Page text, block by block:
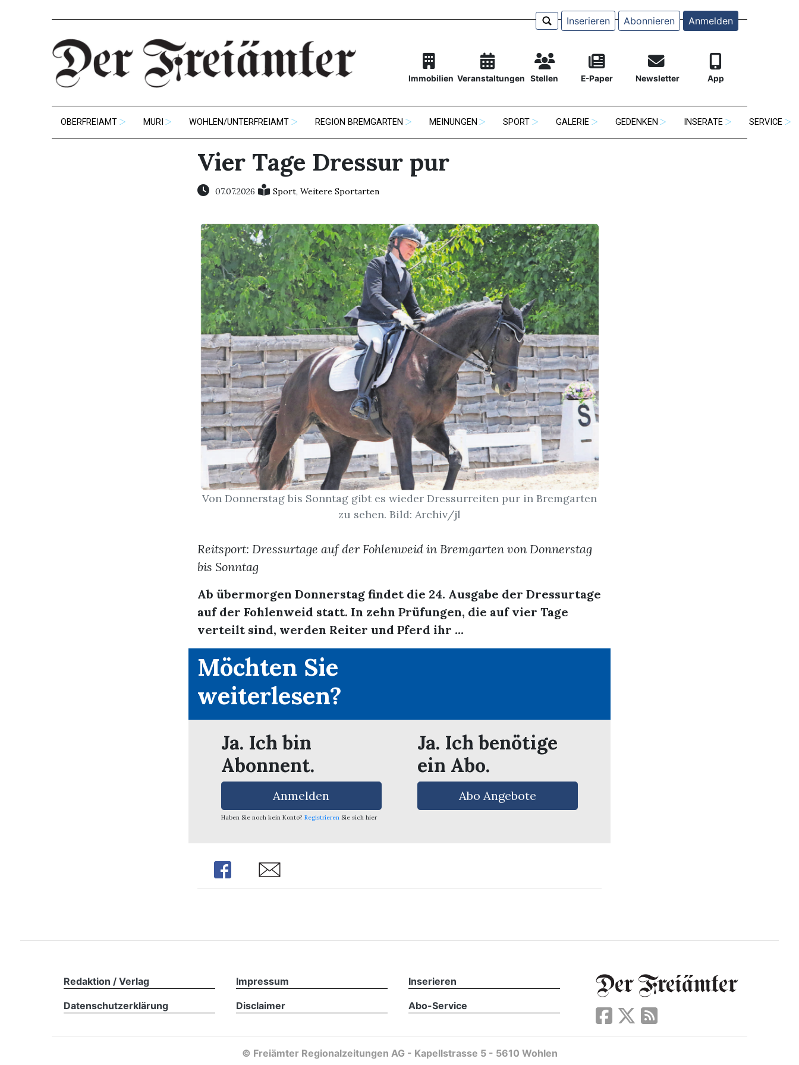
Inserieren Abonnieren Anmelden
Immobilien Veranstaltungen Stellen E-Paper Newsletter App
OBERFREIAMT MURI WOHLEN/UNTERFREIAMT REGION BREMGARTEN MEINUNGEN SPORT GALERIE GEDENKEN INSERATE SERVICE
Vier Tage Dressur pur
07.07.2026 Sport, Weitere Sportarten
Von Donnerstag bis Sonntag gibt es wieder Dressurreiten pur in Bremgarten
zu sehen. Bild: Archiv/jl
Reitsport: Dressurtage auf der Fohlenweid in Bremgarten von Donnerstag
bis Sonntag
Ab übermorgen Donnerstag findet die 24. Ausgabe der Dressurtage
auf der Fohlenweid statt. In zehn Prüfungen, die auf vier Tage
verteilt sind, werden Reiter und Pferd ihr ...
Möchten Sie
weiterlesen?
Ja. Ich bin
Abonnent.
Anmelden
Haben Sie noch kein Konto? Registrieren Sie sich hier
Ja. Ich benötige
ein Abo.
Abo Angebote
Share Share
Redaktion / Verlag Impressum Inserieren
Datenschutzerklärung Disclaimer Abo-Service
© Freiämter Regionalzeitungen AG - Kapellstrasse 5 - 5610 Wohlen